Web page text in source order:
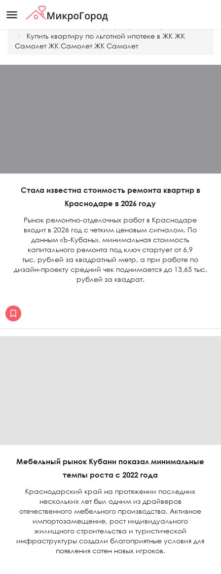
menu
Купить квартиру по льготной ипотеке в ЖК ЖК
Самолет ЖК Самолет ЖК Самолет
Стала известна стоимость ремонта квартир в
Краснодаре в 2026 году
Рынок ремонтно-отделочных работ в Краснодаре
входит в 2026 год с четким ценовым сигналом. По
данным «Ъ-Кубань», минимальная стоимость
капитального ремонта под ключ стартует от 6,9
тыс. рублей за квадратный метр, а при работе по
дизайн-проекту средний чек поднимается до 13,65 тыс.
рублей за квадрат.
Мебельный рынок Кубани показал минимальные
темпы роста с 2022 года
Краснодарский край на протяжении последних
нескольких лет был одним из драйверов
отечественного мебельного производства. Активное
импортозамещение, рост индивидуального
жилищного строительства и туристической
инфраструктуры создали благоприятные условия для
появления сотен новых игроков.